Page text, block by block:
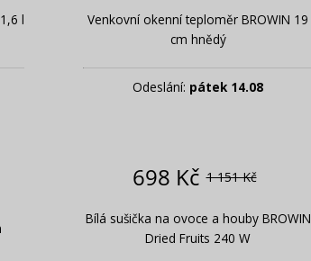
l
Venkovní okenní teploměr BROWIN 19
cm hnědý
Odeslání: pátek 14.08
698 Kč 1 151 Kč
Bílá sušička na ovoce a houby BROWIN
Dried Fruits 240 W